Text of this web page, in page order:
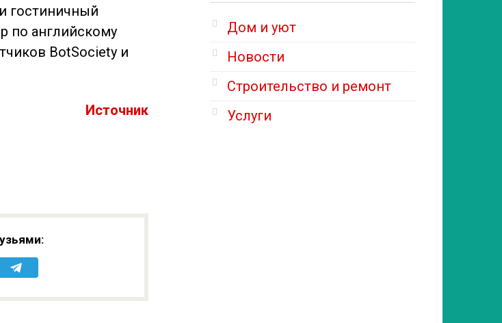
гостиничный
по английскому
BotSociety и
Источник
Дом и уют
Новости
Строительство и ремонт
Услуги